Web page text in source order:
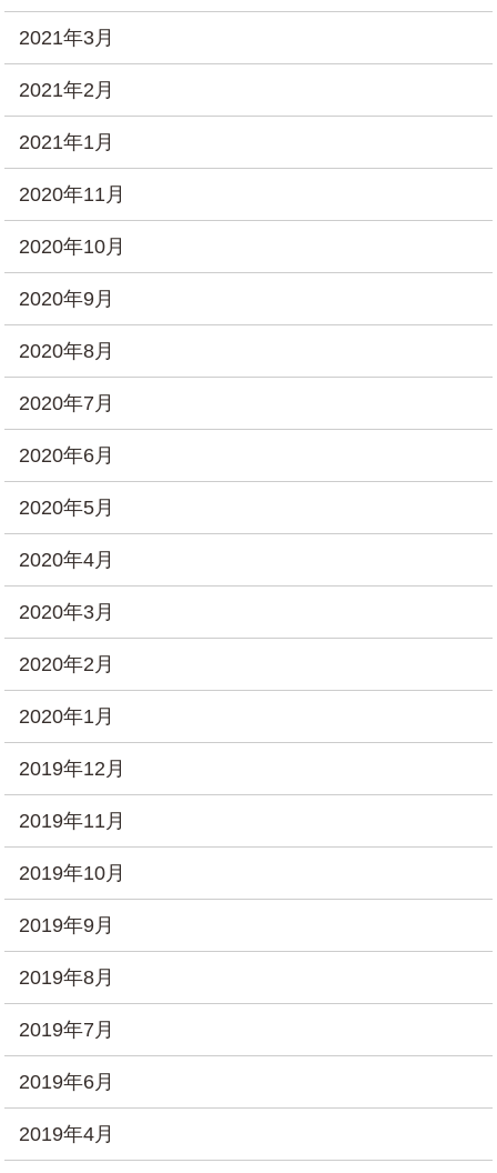
2021年3月
2021年2月
2021年1月
2020年11月
2020年10月
2020年9月
2020年8月
2020年7月
2020年6月
2020年5月
2020年4月
2020年3月
2020年2月
2020年1月
2019年12月
2019年11月
2019年10月
2019年9月
2019年8月
2019年7月
2019年6月
2019年4月